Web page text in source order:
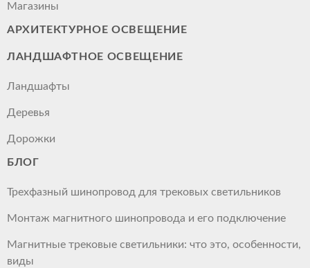
Магазины
АРХИТЕКТУРНОЕ ОСВЕЩЕНИЕ
ЛАНДШАФТНОЕ ОСВЕЩЕНИЕ
Ландшафты
Деревья
Дорожки
БЛОГ
Трехфазный шинопровод для трековых светильников
Монтаж магнитного шинопровода и его подключение
Магнитные трековые светильники: что это, особенности,
виды